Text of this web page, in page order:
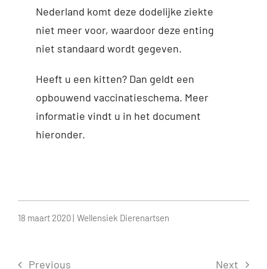
Nederland komt deze dodelijke ziekte
niet meer voor, waardoor deze enting
niet standaard wordt gegeven.
Heeft u een kitten? Dan geldt een
opbouwend vaccinatieschema. Meer
informatie vindt u in het document
hieronder.
18 maart 2020 | Wellensiek Dierenartsen
Previous Next